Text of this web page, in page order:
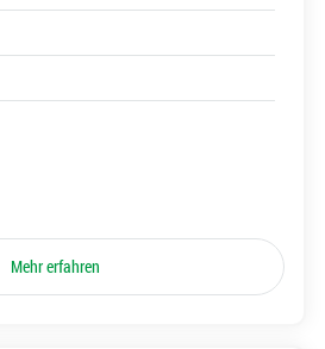
Mehr erfahren